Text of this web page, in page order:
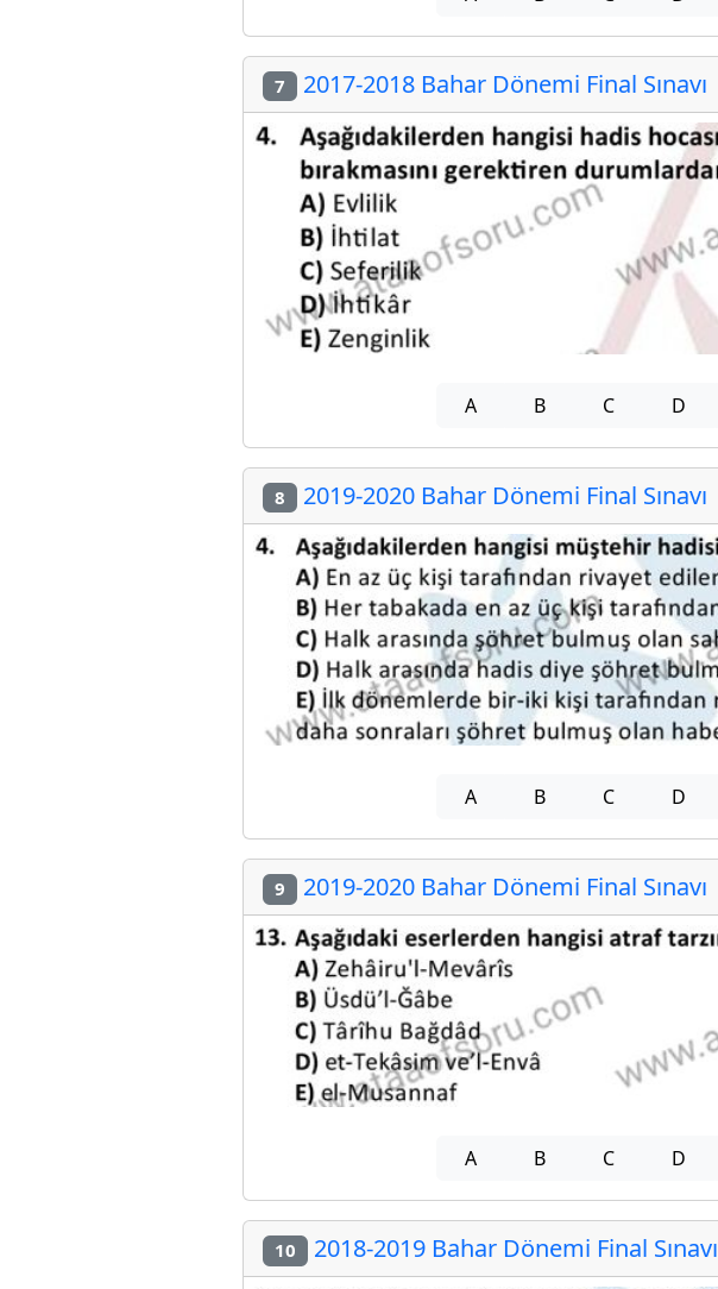
7 2017-2018 Bahar Dönemi Final Sınavı
A B C D
8 2019-2020 Bahar Dönemi Final Sınavı
A B C D
9 2019-2020 Bahar Dönemi Final Sınavı
A B C D
10 2018-2019 Bahar Dönemi Final Sınavı